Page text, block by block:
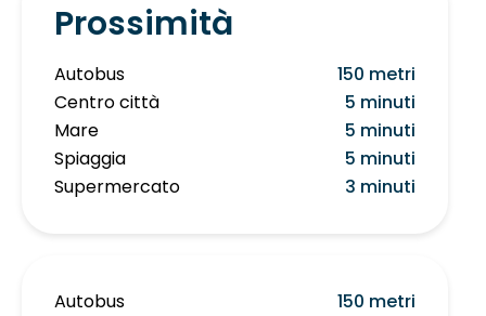
Prossimità
Autobus
150 metri
Centro città
5 minuti
Mare
5 minuti
Spiaggia
5 minuti
Supermercato
3 minuti
Autobus
150 metri